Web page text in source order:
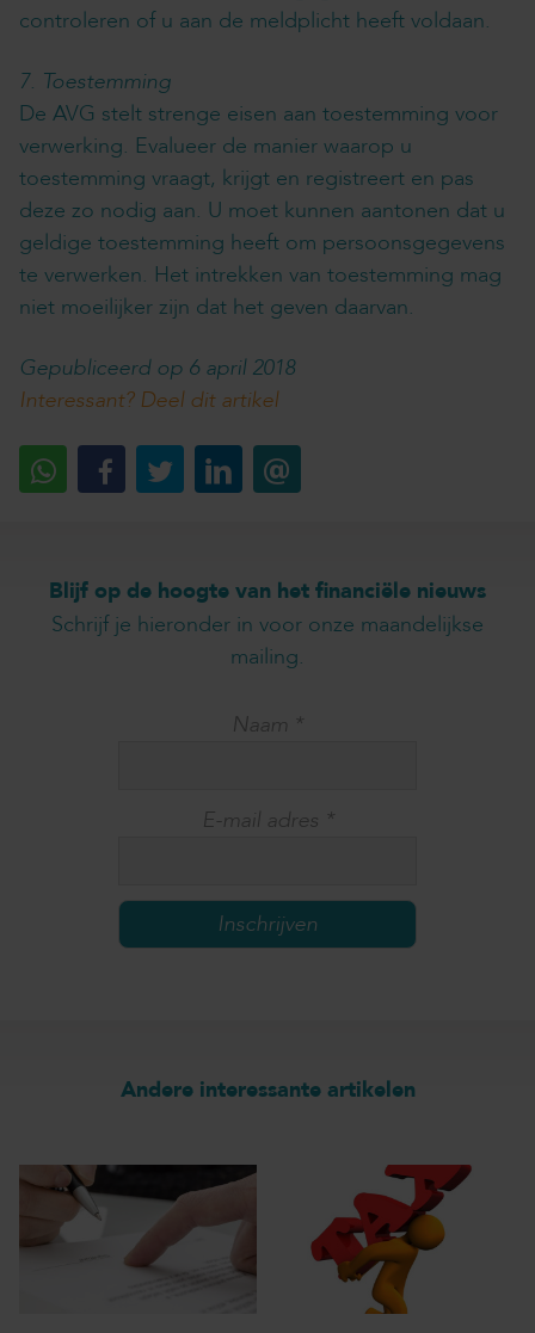
controleren of u aan de meldplicht heeft voldaan.
7. Toestemming
De AVG stelt strenge eisen aan toestemming voor
verwerking. Evalueer de manier waarop u
toestemming vraagt, krijgt en registreert en pas
deze zo nodig aan. U moet kunnen aantonen dat u
geldige toestemming heeft om persoonsgegevens
te verwerken. Het intrekken van toestemming mag
niet moeilijker zijn dat het geven daarvan.
Gepubliceerd op 6 april 2018
Interessant? Deel dit artikel
Blijf op de hoogte van het financiële nieuws
Schrijf je hieronder in voor onze maandelijkse
mailing.
Naam *
E-mail adres *
Andere interessante artikelen